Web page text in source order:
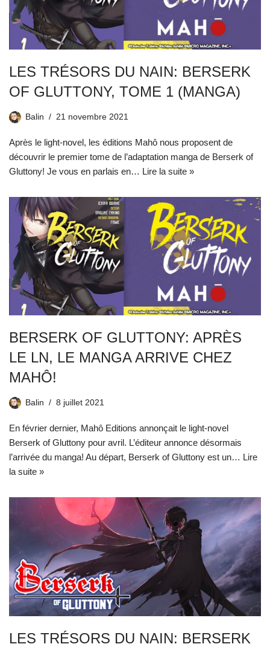
LES TRÉSORS DU NAIN: BERSERK
OF GLUTTONY, TOME 1 (MANGA)
Balin 21 novembre 2021
Après le light-novel, les éditions Mahô nous proposent de
découvrir le premier tome de l’adaptation manga de Berserk of
Gluttony! Je vous en parlais en… Lire la suite »
BERSERK OF GLUTTONY: APRÈS
LE LN, LE MANGA ARRIVE CHEZ
MAHÔ!
Balin 8 juillet 2021
En février dernier, Mahô Editions annonçait le light-novel
Berserk of Gluttony pour avril. L’éditeur annonce désormais
l’arrivée du manga! Au départ, Berserk of Gluttony est un… Lire
la suite »
LES TRÉSORS DU NAIN: BERSERK